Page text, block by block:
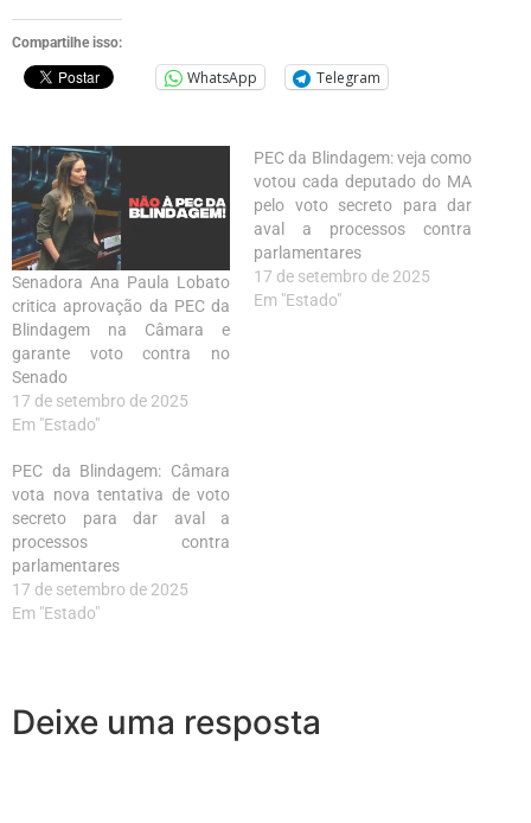
Compartilhe isso:
WhatsApp Telegram
Senadora Ana Paula Lobato
critica aprovação da PEC da
Blindagem na Câmara e
garante voto contra no
Senado
17 de setembro de 2025
Em "Estado"
PEC da Blindagem: veja como
votou cada deputado do MA
pelo voto secreto para dar
aval a processos contra
parlamentares
17 de setembro de 2025
Em "Estado"
PEC da Blindagem: Câmara
vota nova tentativa de voto
secreto para dar aval a
processos contra
parlamentares
17 de setembro de 2025
Em "Estado"
Deixe uma resposta